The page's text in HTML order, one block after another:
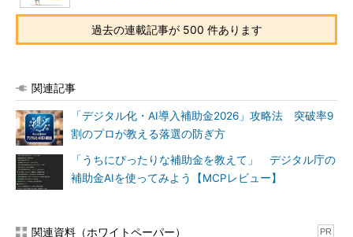
過去の連載記事が 500 件あります
関連記事
「デジタル化・AI導入補助金2026」攻略法 突破率9
割のプロが教える落選の防ぎ方
「うちにぴったりな補助金を教えて」 デジタル庁の
補助金AIを使ってみよう【MCPレビュー】
関連資料（ホワイトペーパー） PR